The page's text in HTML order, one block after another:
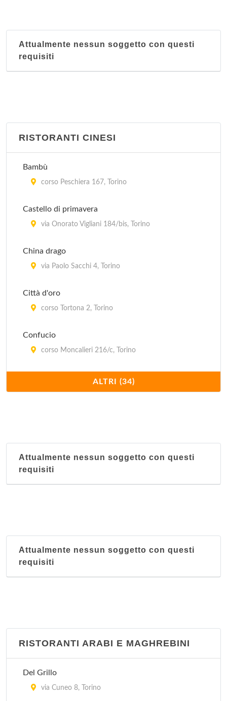
Attualmente nessun soggetto con questi
requisiti
RISTORANTI CINESI
Bambù
corso Peschiera 167, Torino
Castello di primavera
via Onorato Vigliani 184/bis, Torino
China drago
via Paolo Sacchi 4, Torino
Città d'oro
corso Tortona 2, Torino
Confucio
corso Moncalieri 216/c, Torino
corso San Maurizio 25, Torino
Giardino fiorito
Hong-Kong
via Goito 4, Torino
ALTRI (34)
Attualmente nessun soggetto con questi
requisiti
Attualmente nessun soggetto con questi
requisiti
RISTORANTI ARABI E MAGHREBINI
Del Grillo
via Cuneo 8, Torino